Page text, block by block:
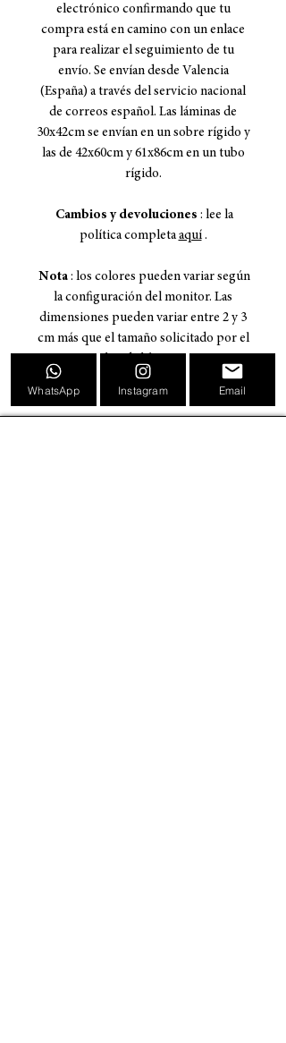
electrónico confirmando que tu
compra está en camino con un enlace
para realizar el seguimiento de tu
envío. Se envían desde Valencia
(España) a través del servicio nacional
de correos español. Las láminas de
30x42cm se envían en un sobre rígido y
las de 42x60cm y 61x86cm en un tubo
rígido.
Cambios y devoluciones : lee la
política completa aquí.
Nota : los colores pueden variar según
la configuración del monitor. Las
dimensiones pueden variar entre 2 y 3
cm más que el tamaño solicitado por el
WhatsApp Instagram Email